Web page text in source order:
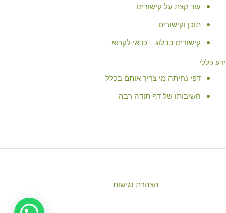
עוד קצת על קישורים
תוכן וקישורים
קישורים בבלוג – כדאי לקרוא
כללי
דפי נחיתה מי צריך אותם בכלל
חשיבותו של דף תודה רבה
הצהרת נגישות